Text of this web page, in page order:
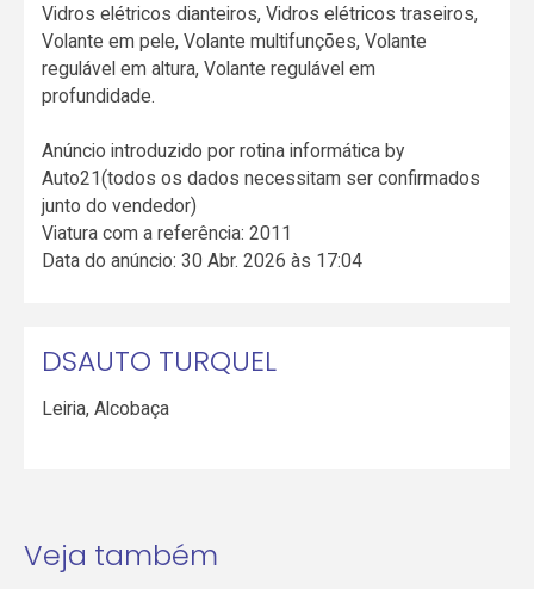
Vidros elétricos dianteiros, Vidros elétricos traseiros,
Volante em pele, Volante multifunções, Volante
regulável em altura, Volante regulável em
profundidade.
Anúncio introduzido por rotina informática by
Auto21(todos os dados necessitam ser confirmados
junto do vendedor)
Viatura com a referência: 2011
Data do anúncio: 30 Abr. 2026 às 17:04
DSAUTO TURQUEL
Leiria,Alcobaça
Veja também